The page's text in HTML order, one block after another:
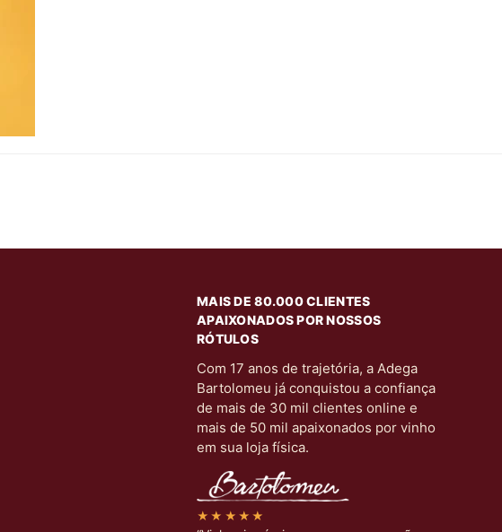
MAIS DE 80.000 CLIENTES
APAIXONADOS POR NOSSOS
RÓTULOS
Com 17 anos de trajetória, a Adega
Bartolomeu já conquistou a confiança
de mais de 30 mil clientes online e
mais de 50 mil apaixonados por vinho
em sua loja física.
★★★★★